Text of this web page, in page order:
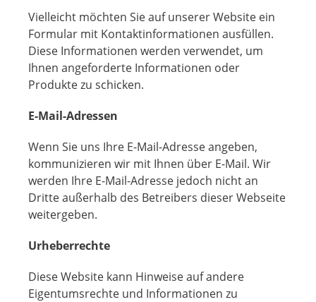
Vielleicht möchten Sie auf unserer Website ein
Formular mit Kontaktinformationen ausfüllen.
Diese Informationen werden verwendet, um
Ihnen angeforderte Informationen oder
Produkte zu schicken.
E-Mail-Adressen
Wenn Sie uns Ihre E-Mail-Adresse angeben,
kommunizieren wir mit Ihnen über E-Mail. Wir
werden Ihre E-Mail-Adresse jedoch nicht an
Dritte außerhalb des Betreibers dieser Webseite
weitergeben.
Urheberrechte
Diese Website kann Hinweise auf andere
Eigentumsrechte und Informationen zu